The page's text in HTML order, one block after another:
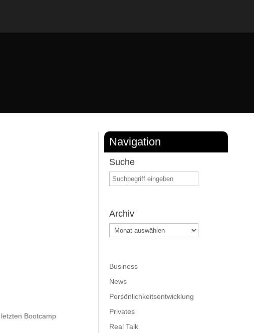
Bootcamp
Navigation
Suche
Archiv
Archiv
Business
News
Persönlichkeitsentwicklung
Privates
Real Talk